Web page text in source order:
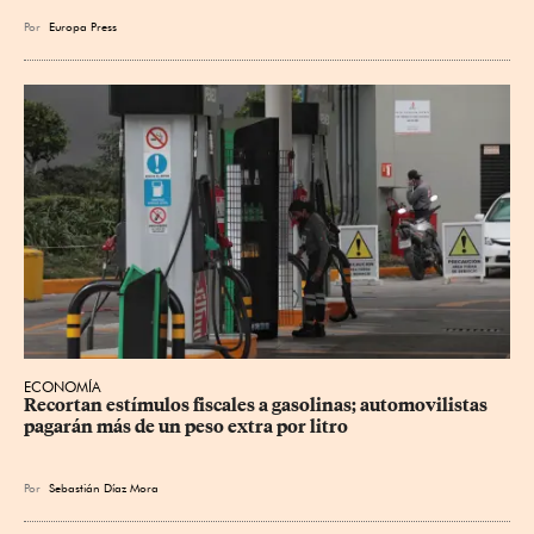
Por Europa Press
ECONOMÍA
Recortan estímulos fiscales a gasolinas; automovilistas
pagarán más de un peso extra por litro
Por Sebastián Díaz Mora